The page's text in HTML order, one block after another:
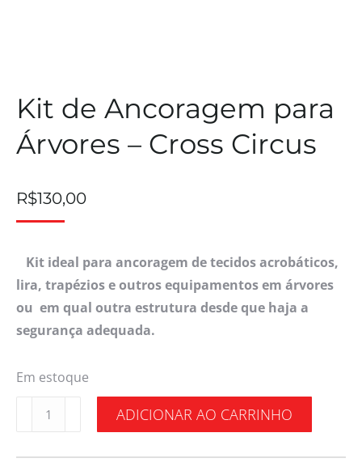
Kit de Ancoragem para
Árvores – Cross Circus
R$130,00
Kit ideal para ancoragem de tecidos acrobáticos,
lira, trapézios e outros equipamentos em árvores
ou em qual outra estrutura desde que haja a
segurança adequada.
Em estoque
ADICIONAR AO CARRINHO